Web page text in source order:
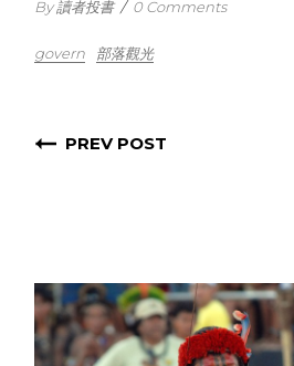
By 讀者投書 / 0 Comments
govern 部落觀光
PREV POST